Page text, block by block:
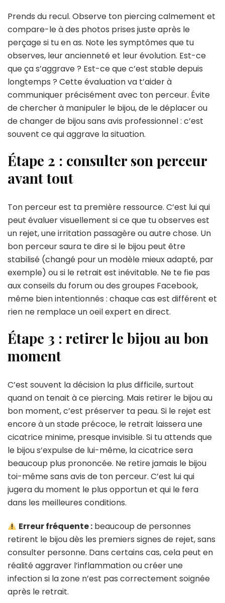
Prends du recul. Observe ton piercing calmement et
compare-le à des photos prises juste après le
perçage si tu en as. Note les symptômes que tu
observes, leur ancienneté et leur évolution. Est-ce
que ça s’aggrave ? Est-ce que c’est stable depuis
longtemps ? Cette évaluation va t’aider à
communiquer précisément avec ton perceur. Évite
de chercher à manipuler le bijou, de le déplacer ou
de changer de bijou sans avis professionnel : c’est
souvent ce qui aggrave la situation.
Étape 2 : consulter son perceur
avant tout
Ton perceur est ta première ressource. C’est lui qui
peut évaluer visuellement si ce que tu observes est
un rejet, une irritation passagère ou autre chose. Un
bon perceur saura te dire si le bijou peut être
stabilisé (changé pour un modèle mieux adapté, par
exemple) ou si le retrait est inévitable. Ne te fie pas
aux conseils du forum ou des groupes Facebook,
même bien intentionnés : chaque cas est différent et
rien ne remplace un oeil expert en direct.
Étape 3 : retirer le bijou au bon
moment
C’est souvent la décision la plus difficile, surtout
quand on tenait à ce piercing. Mais retirer le bijou au
bon moment, c’est préserver ta peau. Si le rejet est
encore à un stade précoce, le retrait laissera une
cicatrice minime, presque invisible. Si tu attends que
le bijou s’expulse de lui-même, la cicatrice sera
beaucoup plus prononcée. Ne retire jamais le bijou
toi-même sans avis de ton perceur. C’est lui qui
jugera du moment le plus opportun et qui le fera
dans les meilleures conditions.
Erreur fréquente : beaucoup de personnes
retirent le bijou dès les premiers signes de rejet, sans
consulter personne. Dans certains cas, cela peut en
réalité aggraver l’inflammation ou créer une
infection si la zone n’est pas correctement soignée
après le retrait.